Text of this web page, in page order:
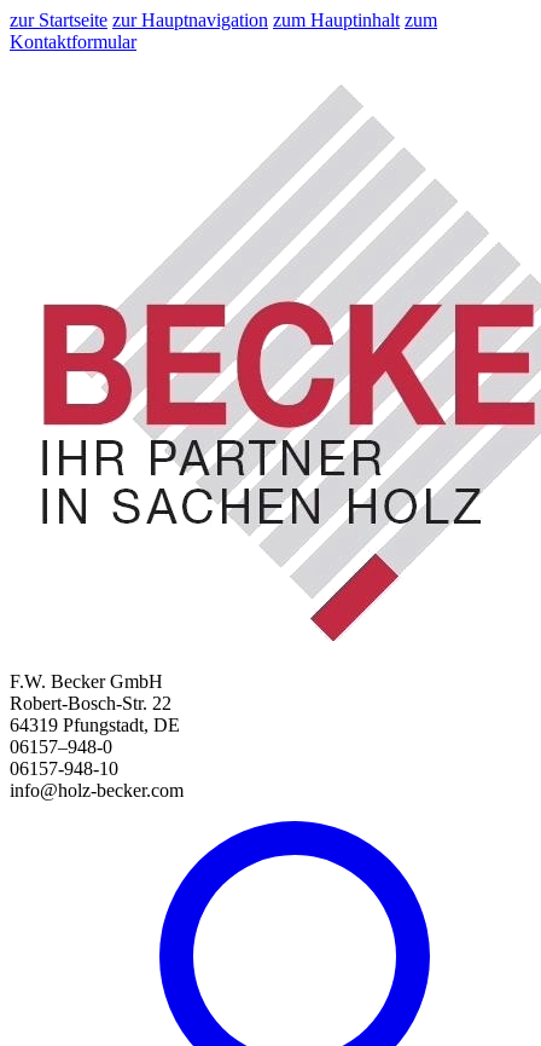
zur Startseite zur Hauptnavigation zum Hauptinhalt zum
Kontaktformular
F.W. Becker GmbH
Robert-Bosch-Str. 22
64319 Pfungstadt, DE
06157–948-0
06157-948-10
info@holz-becker.com